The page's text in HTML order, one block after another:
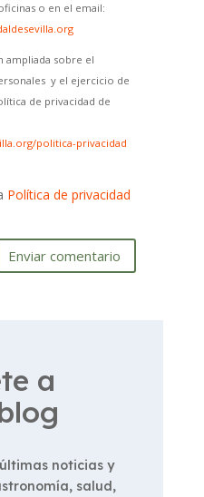
o en el email:
sobre el
y el ejercicio de
de privacidad de
politica-privacidad
Política de privacidad
Enviar comentario
a
noticias y
salud,